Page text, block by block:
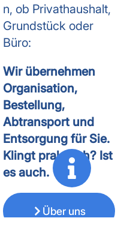
n, ob Privathaushalt,
Grundstück oder
Büro:
Wir übernehmen
Organisation,
Bestellung,
Abtransport und
Entsorgung für Sie.
Klingt praktisch? Ist
es auch.
Über uns